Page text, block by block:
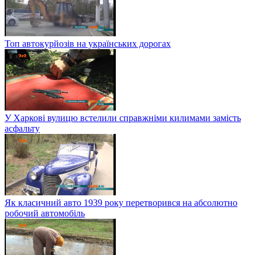
Топ автокурйозів на українських дорогах
У Харкові вулицю встелили справжніми килимами замість
асфальту
Як класичний авто 1939 року перетворився на абсолютно
робочий автомобіль